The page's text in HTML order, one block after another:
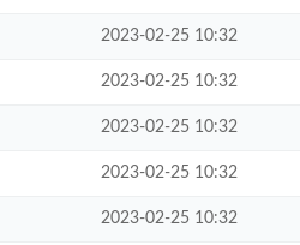
2023-02-25 10:32
2023-02-25 10:32
2023-02-25 10:32
2023-02-25 10:32
2023-02-25 10:32